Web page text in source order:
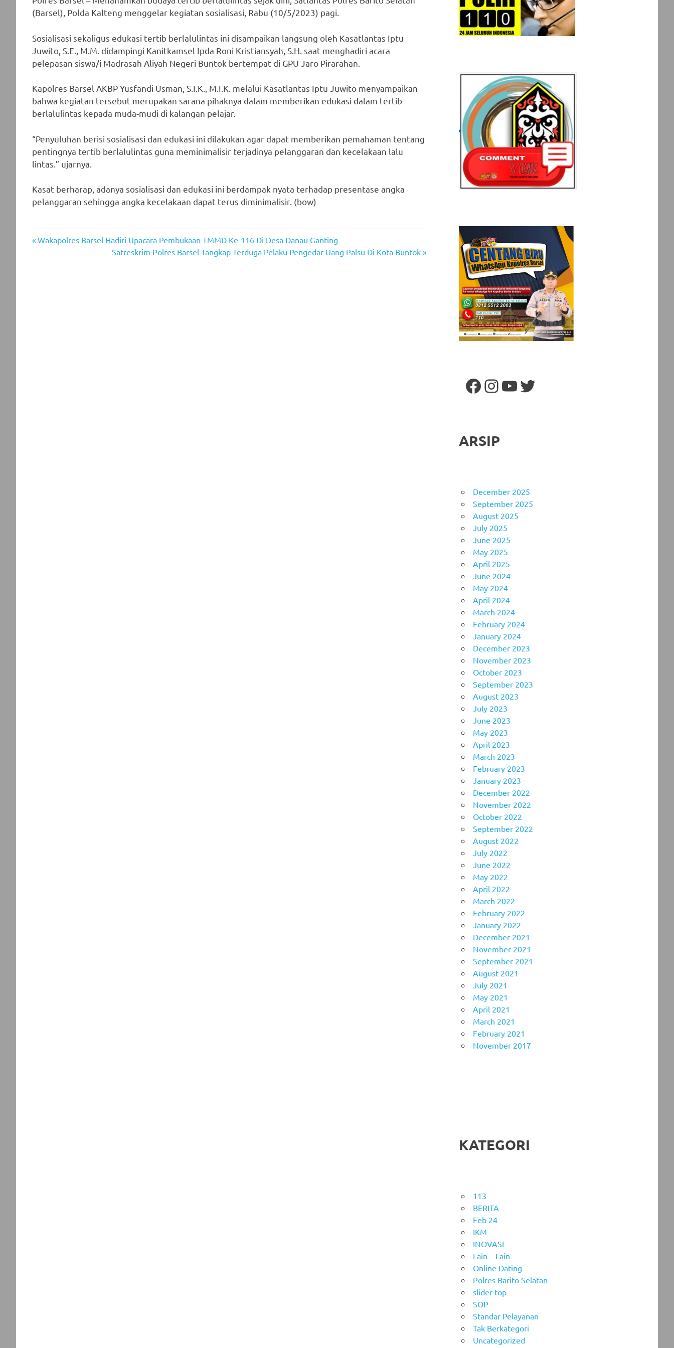
(Barsel), Polda Kalteng menggelar kegiatan sosialisasi, Rabu (10/5/2023) pagi.
Sosialisasi sekaligus edukasi tertib berlalulintas ini disampaikan langsung oleh Kasatlantas Iptu
Juwito, S.E., M.M. didampingi Kanitkamsel Ipda Roni Kristiansyah, S.H. saat menghadiri acara
pelepasan siswa/i Madrasah Aliyah Negeri Buntok bertempat di GPU Jaro Pirarahan.
Kapolres Barsel AKBP Yusfandi Usman, S.I.K., M.I.K. melalui Kasatlantas Iptu Juwito menyampaikan
bahwa kegiatan tersebut merupakan sarana pihaknya dalam memberikan edukasi dalam tertib
berlalulintas kepada muda-mudi di kalangan pelajar.
“Penyuluhan berisi sosialisasi dan edukasi ini dilakukan agar dapat memberikan pemahaman tentang
pentingnya tertib berlalulintas guna meminimalisir terjadinya pelanggaran dan kecelakaan lalu
lintas.” ujarnya.
Kasat berharap, adanya sosialisasi dan edukasi ini berdampak nyata terhadap presentase angka
pelanggaran sehingga angka kecelakaan dapat terus diminimalisir. (bow)
Post
navigation
Previous
Wakapolres Barsel Hadiri Upacara Pembukaan TMMD Ke-116 Di Desa Danau Ganting
Next
Post:
Satreskrim Polres Barsel Tangkap Terduga Pelaku Pengedar Uang Palsu Di Kota Buntok
Facebook
Instagram
YouTube
Twitter
ARSIP
December 2025
September 2025
August 2025
July 2025
June 2025
May 2025
April 2025
June 2024
May 2024
April 2024
March 2024
February 2024
January 2024
December 2023
November 2023
October 2023
September 2023
August 2023
July 2023
June 2023
May 2023
April 2023
March 2023
February 2023
January 2023
December 2022
November 2022
October 2022
September 2022
August 2022
July 2022
June 2022
May 2022
April 2022
March 2022
February 2022
January 2022
December 2021
November 2021
September 2021
August 2021
July 2021
May 2021
April 2021
March 2021
February 2021
November 2017
KATEGORI
113
BERITA
Feb 24
IKM
INOVASI
Lain – Lain
Online Dating
Polres Barito Selatan
slider top
SOP
Standar Pelayanan
Tak Berkategori
Uncategorized